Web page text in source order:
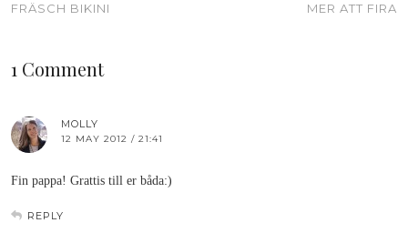
FRÄSCH BIKINI
MER ATT FIRA
1 Comment
MOLLY
12 MAY 2012 / 21:41
Fin pappa! Grattis till er båda:)
REPLY